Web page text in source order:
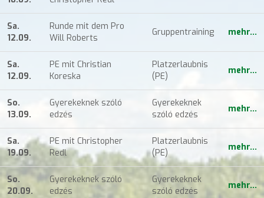
Sa.
12.09.
Runde mit dem Pro
Will Roberts
Gruppentraining mehr...
Sa.
12.09.
PE mit Christian
Koreska
Platzerlaubnis
(PE)
mehr...
So.
13.09.
Gyerekeknek szóló
edzés
Gyerekeknek
szóló edzés
mehr...
Sa.
19.09.
PE mit Christopher
Redl
Platzerlaubnis
(PE)
mehr...
So.
20.09.
Gyerekeknek szóló
edzés
Gyerekeknek
szóló edzés
mehr...